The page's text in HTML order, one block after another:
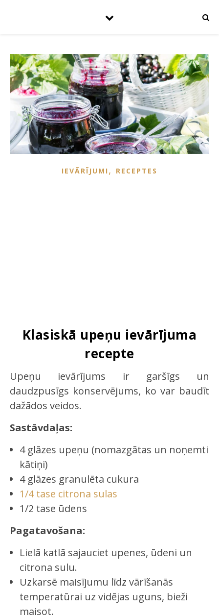
IEVĀRĪJUMI , RECEPTES
Klasiskā upeņu ievārījuma
recepte
Upeņu ievārījums ir garšīgs un
daudzpusīgs konservējums, ko var baudīt
dažādos veidos.
Sastāvdaļas:
4 glāzes upeņu (nomazgātas un noņemti
kātiņi)
4 glāzes granulēta cukura
1/4 tase citrona sulas
1/2 tase ūdens
Pagatavošana:
Lielā katlā sajauciet upenes, ūdeni un
citrona sulu.
Uzkarsē maisījumu līdz vārīšanās
temperatūrai uz vidējas uguns, bieži
maisot.